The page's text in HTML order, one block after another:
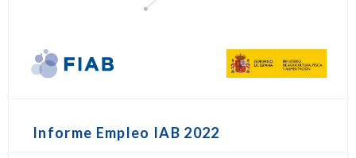
Informe Empleo IAB 2022